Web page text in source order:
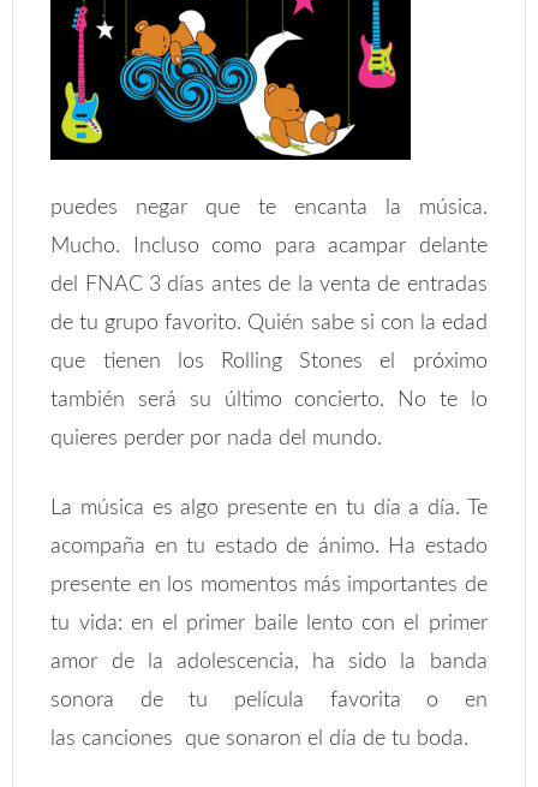
puedes negar que te encanta la música.
Mucho. Incluso como para acampar delante
del FNAC 3 días antes de la venta de entradas
de tu grupo favorito. Quién sabe si con la edad
que tienen los Rolling Stones el próximo
también será su último concierto. No te lo
quieres perder por nada del mundo.
La música es algo presente en tu día a día. Te
acompaña en tu estado de ánimo. Ha estado
presente en los momentos más importantes de
tu vida: en el primer baile lento con el primer
amor de la adolescencia, ha sido la banda
sonora de tu película favorita o en
las canciones que sonaron el día de tu boda.